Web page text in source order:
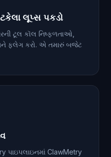
લૂપ્સ પકડો
ટૂલ કૉલ નિષ્ફળતાઓ,
ફ્લેગ કરો. એ તમારું બજેટ
પાઇપલાઇનમાં ClawMetry